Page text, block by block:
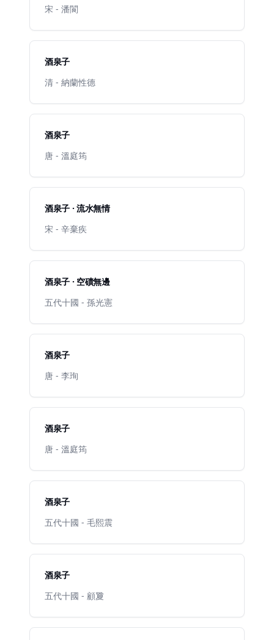
宋 - 潘閬
酒泉子
清 - 納蘭性德
酒泉子
唐 - 溫庭筠
酒泉子 · 流水無情
宋 - 辛棄疾
酒泉子 · 空磧無邊
五代十國 - 孫光憲
酒泉子
唐 - 李珣
酒泉子
唐 - 溫庭筠
酒泉子
五代十國 - 毛熙震
酒泉子
五代十國 - 顧夐